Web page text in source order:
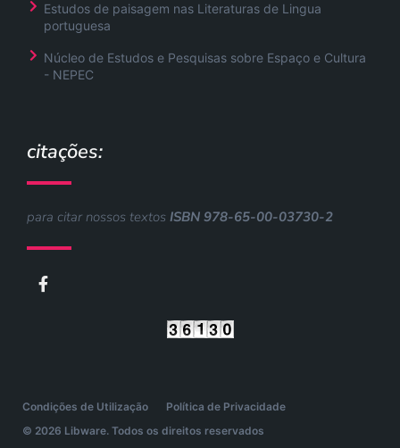
Estudos de paisagem nas Literaturas de Lingua
portuguesa
Núcleo de Estudos e Pesquisas sobre Espaço e Cultura
- NEPEC
citações:
para citar nossos textos ISBN 978-65-00-03730-2
F
a
-
© 2026 Libware. Todos os direitos reservados
Condições de Utilização Política de Privacidade